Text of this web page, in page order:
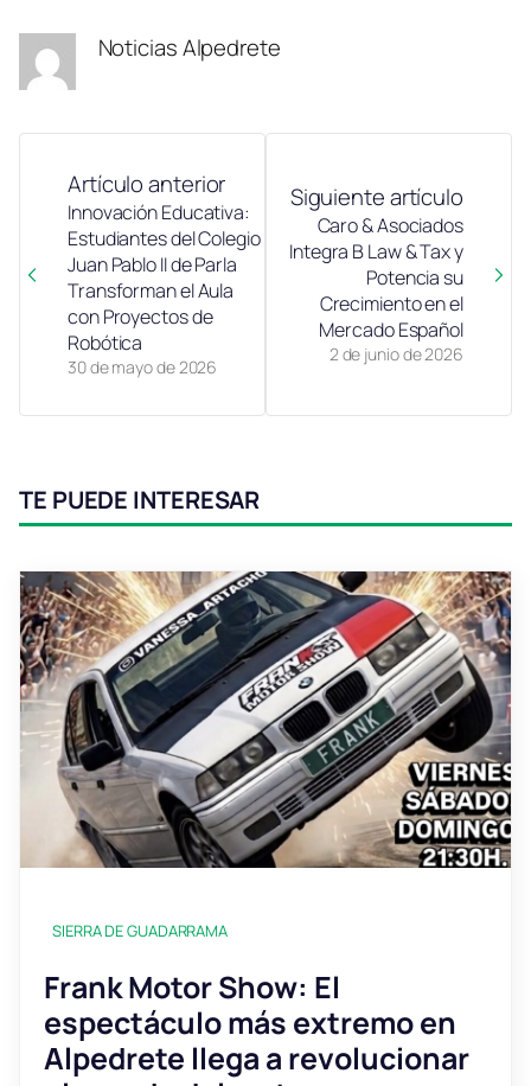
Noticias Alpedrete
Artículo anterior
30 de mayo de 2026
Innovación Educativa:
Estudiantes del Colegio
Juan Pablo II de Parla
Transforman el Aula
con Proyectos de
Robótica
Siguiente artículo
2 de junio de 2026
Caro & Asociados
Integra B Law & Tax y
Potencia su
Crecimiento en el
Mercado Español
TE PUEDE INTERESAR
SIERRA DE GUADARRAMA
Frank Motor Show: El
espectáculo más extremo en
Alpedrete llega a revolucionar